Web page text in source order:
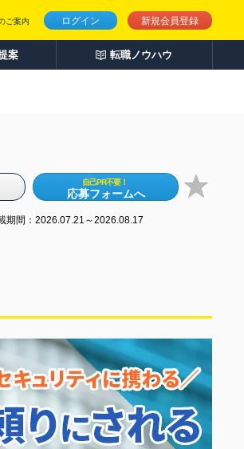
ログイン 新規会員登録
ご案内
案 転職ノウハウ
自己PR不要！
応募フォームへ
期間：2026.07.21～2026.08.17